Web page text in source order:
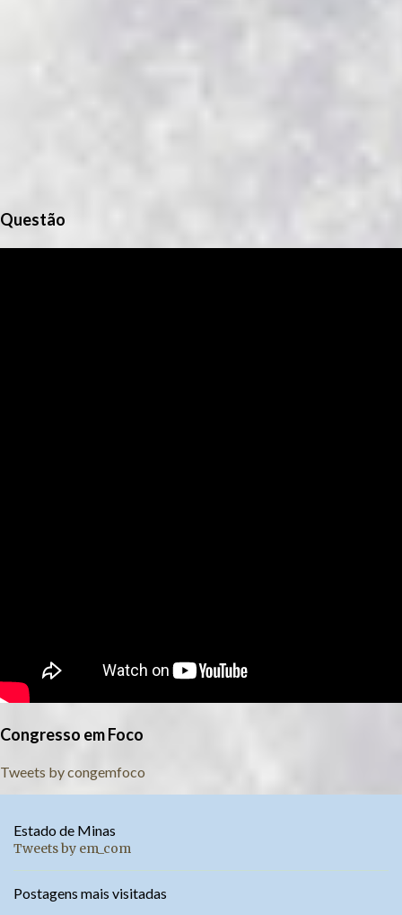
Questão
Congresso em Foco
Tweets by congemfoco
Estado de Minas
Tweets by em_com
Postagens mais visitadas